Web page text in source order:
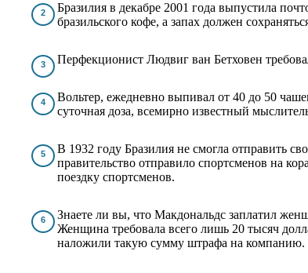
Бразилия в декабре 2001 года выпустила
бразильского кофе, а запах должен
Перфекционист Людвиг ван Бетховен
Вольтер, ежедневно выпивал от 40 до 50
суточная доза, всемирно известный
В 1932 году Бразилия не смогла отправить
правительство отправило спортсменов на
поездку спортсменов.
Знаете ли вы, что Макдональдс заплатил
Женщина требовала всего лишь 20 тысяч
наложили такую сумму штрафа на компанию.